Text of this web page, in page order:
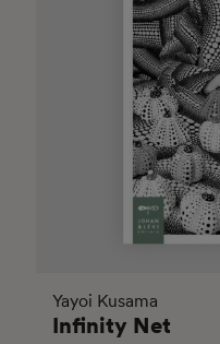
Infinity Net
Yayoi Kusama